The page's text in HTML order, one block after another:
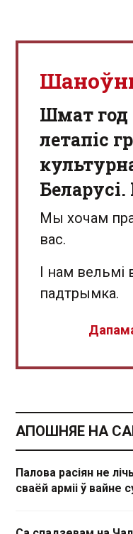
Шмат
летапіс
Мы хочам
вас.
І нам
падтрымка.
АПОШНЯЕ НА
Палова расіян не
сваёй арміі ў вайне